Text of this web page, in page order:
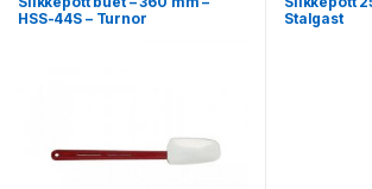
HSS-44S – Turnor
Stalgast